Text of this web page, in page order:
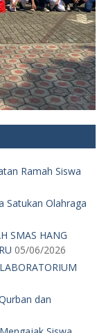
Ramah Siswa
Satukan Olahraga
SMAS HANG
05/06/2026
dan